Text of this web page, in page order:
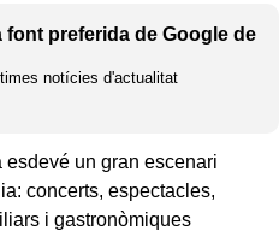
font preferida de Google de
notícies d'actualitat
un gran escenari
concerts, espectacles,
i gastronòmiques